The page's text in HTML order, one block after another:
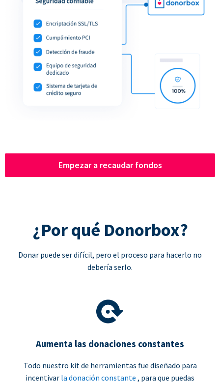
Empezar a recaudar fondos
¿Por qué Donorbox?
Donar puede ser difícil, pero el proceso para hacerlo no
debería serlo.
Aumenta las donaciones constantes
Todo nuestro kit de herramientas fue diseñado para
incentivar la donación constante , para que puedas